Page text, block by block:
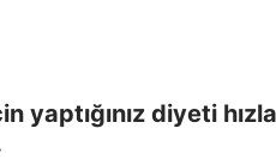
yaptığınız diyeti